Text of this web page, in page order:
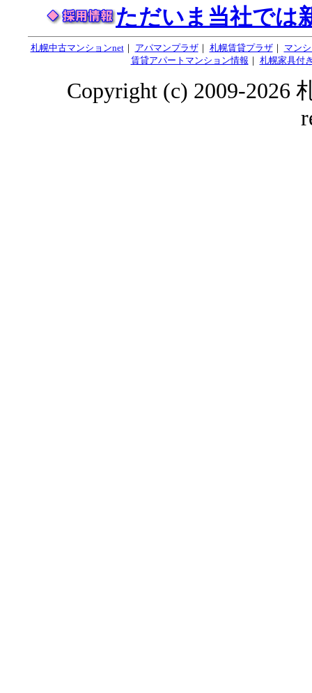
ただいま当社では
札幌中古マンションnet｜ アパマンプラザ｜ 札幌賃貸プラザ｜ マン
賃貸アパートマンション情報 ｜ 札幌家具付
Copyright (c) 2009-2026